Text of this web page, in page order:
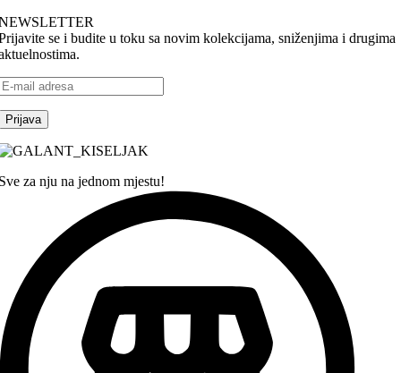
se i budite u toku sa novim kolekcijama, sniženjima i drugima
za nju na jednom mjestu!